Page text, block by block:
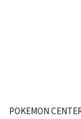
POKEMON